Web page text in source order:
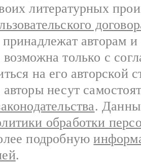
литературных
принадлежат авторам
только с
на его авторской
несут
.
обработки
подробную
.